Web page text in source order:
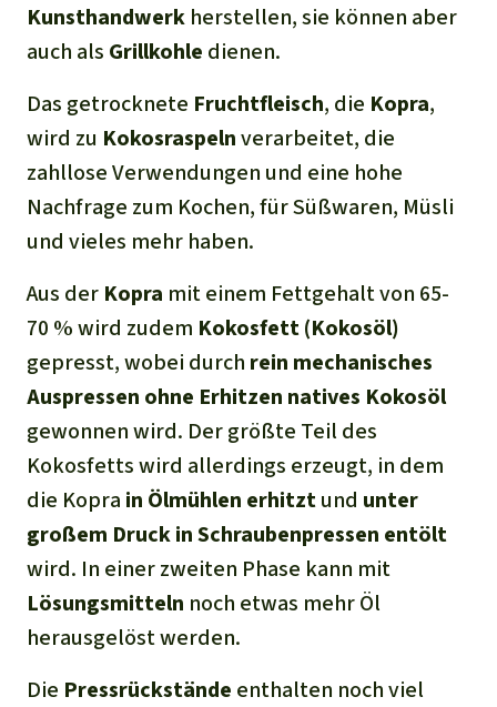
Kunsthandwerk herstellen, sie können aber
auch als Grillkohle dienen.
Das getrocknete Fruchtfleisch, die Kopra,
wird zu Kokosraspelnverarbeitet, die
zahllose Verwendungen und eine hohe
Nachfrage zum Kochen, für Süßwaren, Müsli
und vieles mehr haben.
Aus der Kopra mit einem Fettgehalt von 65-
70 % wird zudem Kokosfett (Kokosöl)
gepresst, wobei durch rein mechanisches
Auspressen ohne Erhitzen natives Kokosöl
gewonnen wird. Der größte Teil des
Kokosfetts wird allerdings erzeugt, in dem
die Kopra in Ölmühlen erhitztund unter
großem Druck in Schraubenpressen entölt
wird. In einer zweiten Phase kann mit
Lösungsmitteln noch etwas mehr Öl
herausgelöst werden.
Die Pressrückstände enthalten noch viel